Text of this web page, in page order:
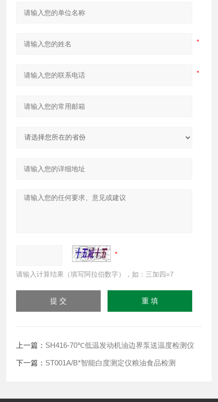
请输入计算结果（填写阿拉伯数字），如：三加四=7
上一篇： SH416-70℃低温发动机油边界泵送温度检测仪
下一篇： ST001A/B*智能白度测定仪粮油食品检测